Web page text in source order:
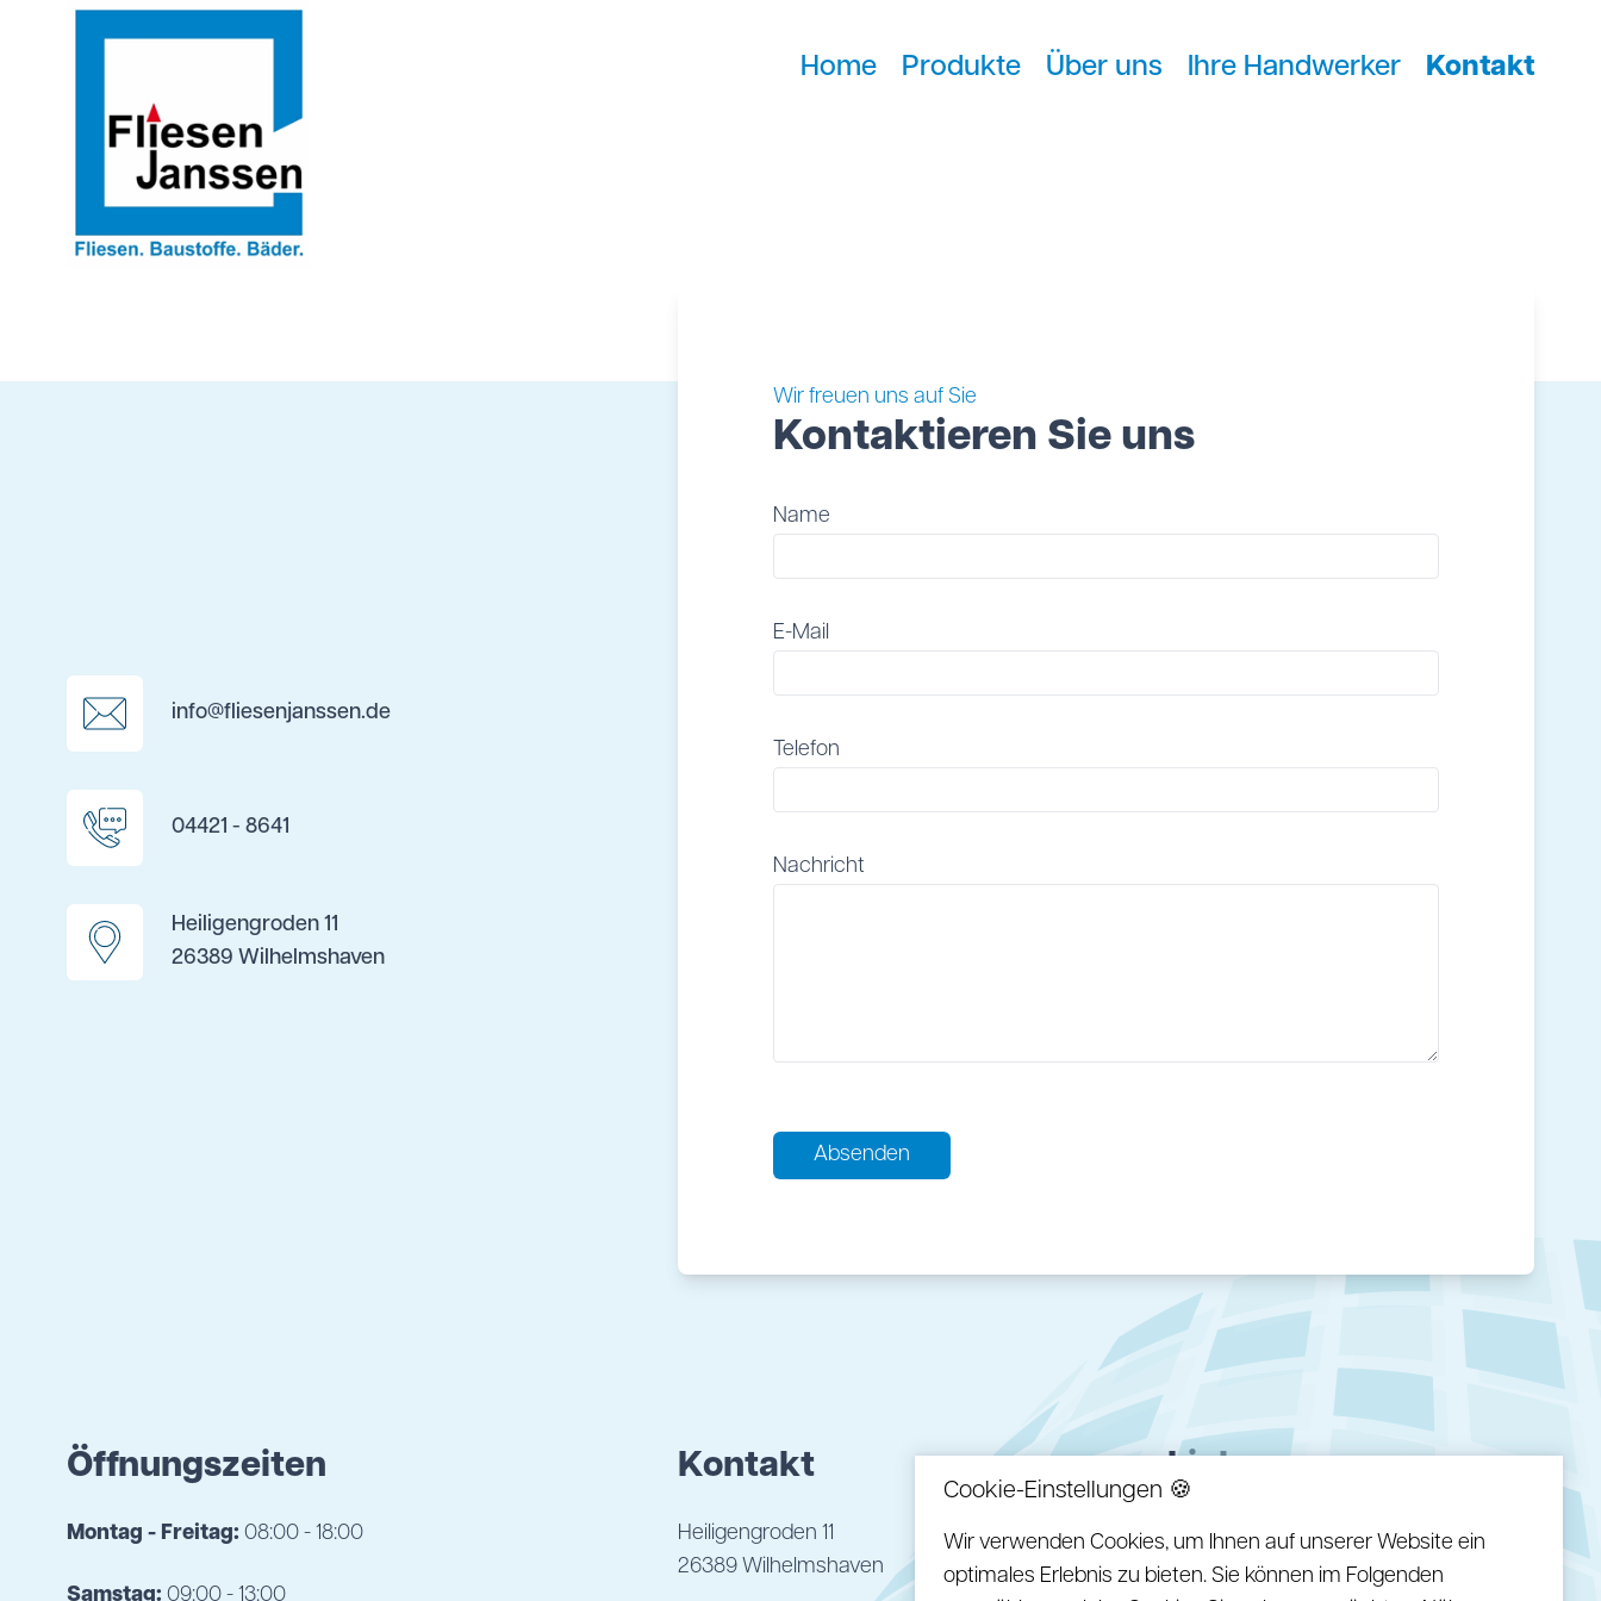
Cookie-Einstellungen 🍪
Wir verwenden Cookies, um Ihnen auf unserer Website ein
optimales Erlebnis zu bieten. Sie können im Folgenden
Home Produkte Über uns Ihre Handwerker Kontakt
info@fliesenjanssen.de
04421 - 8641
Heiligengroden 11
26389 Wilhelmshaven
Wir freuen uns auf Sie
Kontaktieren Sie uns
Name
E-Mail
Telefon
Nachricht
Absenden
Öffnungszeiten
Montag - Freitag: 08:00 - 18:00
Samstag: 09:00 - 13:00
Kontakt
Heiligengroden 11
26389 Wilhelmshaven
Links
Kontakt
Mehr von Fliesen Janssen